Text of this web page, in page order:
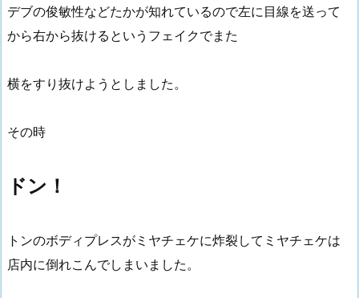
デブの俊敏性などたかが知れているので左に目線を送って
から右から抜けるというフェイクでまた
横をすり抜けようとしました。
その時
ドン！
トンのボディプレスがミヤチェケに炸裂してミヤチェケは
店内に倒れこんでしまいました。